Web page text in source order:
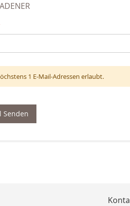
1 E-Mail-Adressen erlaubt.
Senden